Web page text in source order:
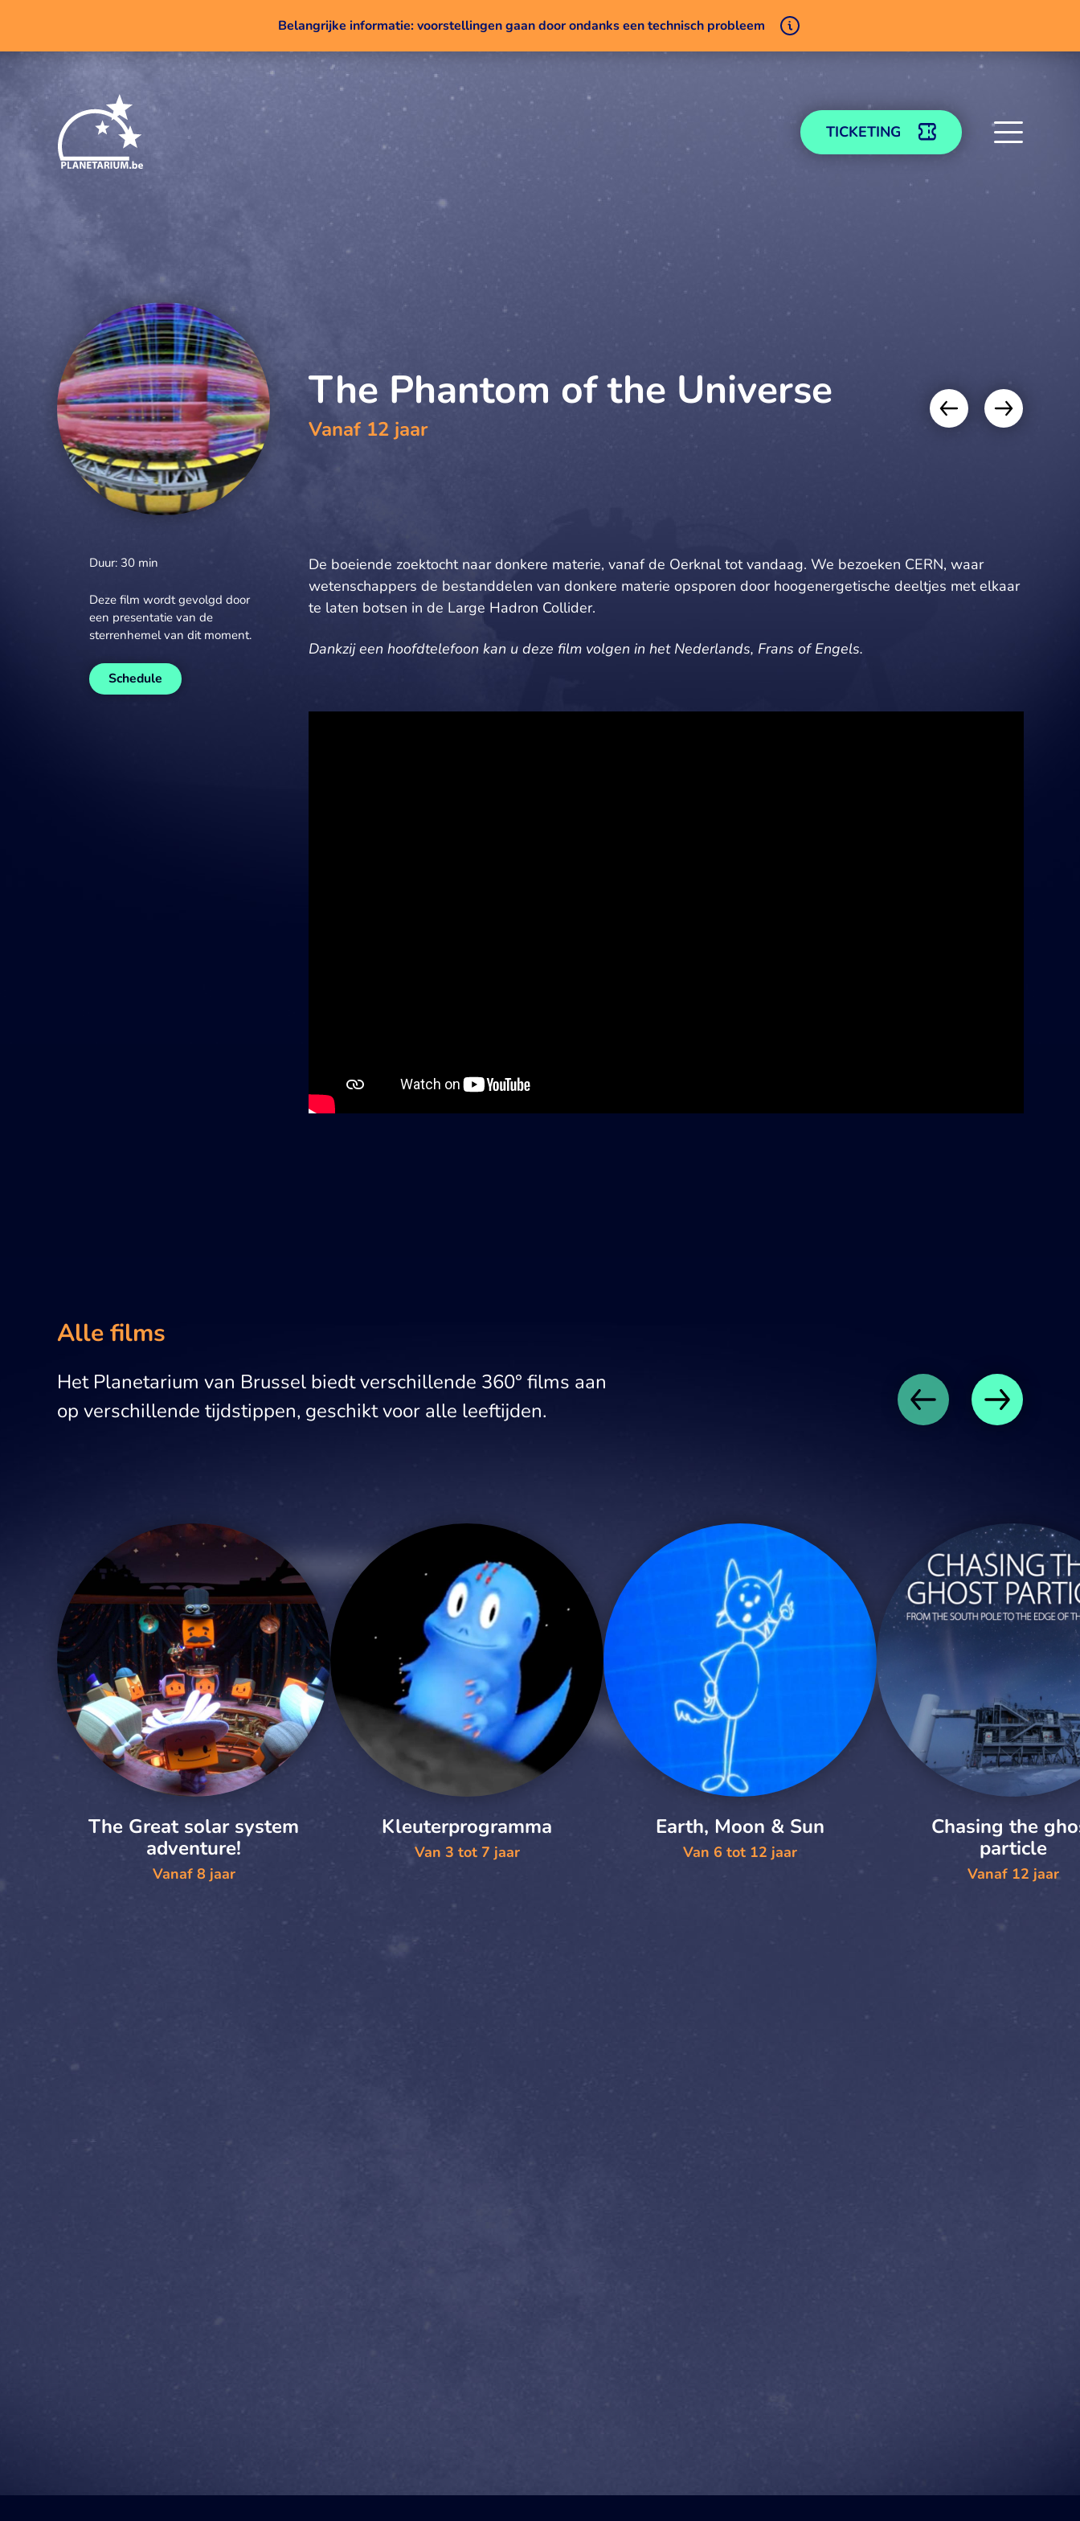
Belangrijke informatie: voorstellingen gaan door ondanks een technisch probleem
TICKETING
The Phantom of the Universe
Vanaf 12 jaar
Duur: 30 min
Deze film wordt gevolgd door
een presentatie van de
sterrenhemel van dit moment.
Schedule
De boeiende zoektocht naar donkere materie, vanaf de Oerknal tot vandaag. We bezoeken CERN, waar
wetenschappers de bestanddelen van donkere materie opsporen door hoogenergetische deeltjes met elkaar
te laten botsen in de Large Hadron Collider.
Dankzij een hoofdtelefoon kan u deze film volgen in het Nederlands, Frans of Engels.
Alle films
Het Planetarium van Brussel biedt verschillende 360° films aan
op verschillende tijdstippen, geschikt voor alle leeftijden.
The Great solar system
adventure!
Vanaf 8 jaar
Kleuterprogramma
Van 3 tot 7 jaar
Earth, Moon & Sun
Van 6 tot 12 jaar
Chasing the
particle
Vanaf 12 jaar